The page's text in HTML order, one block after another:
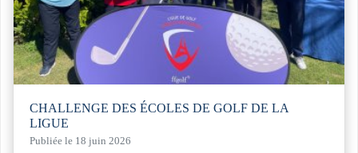
CHALLENGE DES ÉCOLES DE GOLF DE LA
LIGUE
Publiée le 18 juin 2026